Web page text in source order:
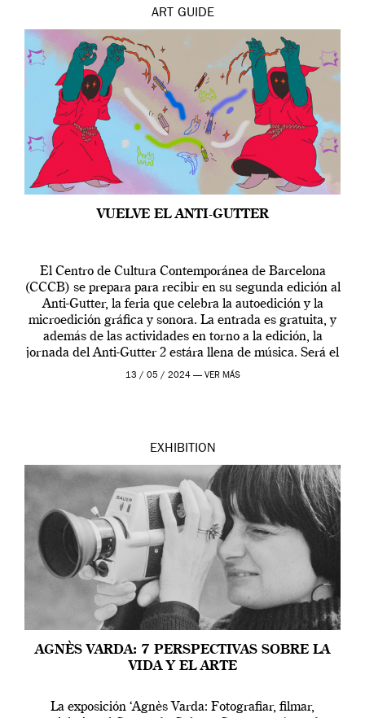
ART GUIDE
VUELVE EL ANTI-GUTTER
El Centro de Cultura Contemporánea de Barcelona
(CCCB) se prepara para recibir en su segunda edición al
Anti-Gutter, la feria que celebra la autoedición y la
microedición gráfica y sonora. La entrada es gratuita, y
además de las actividades en torno a la edición, la
jornada del Anti-Gutter 2 estára llena de música. Será el
[…]
13 / 05 / 2024 — VER MÁS
EXHIBITION
AGNÈS VARDA: 7 PERSPECTIVAS SOBRE LA
VIDA Y EL ARTE
La exposición ‘Agnès Varda: Fotografiar, filmar,